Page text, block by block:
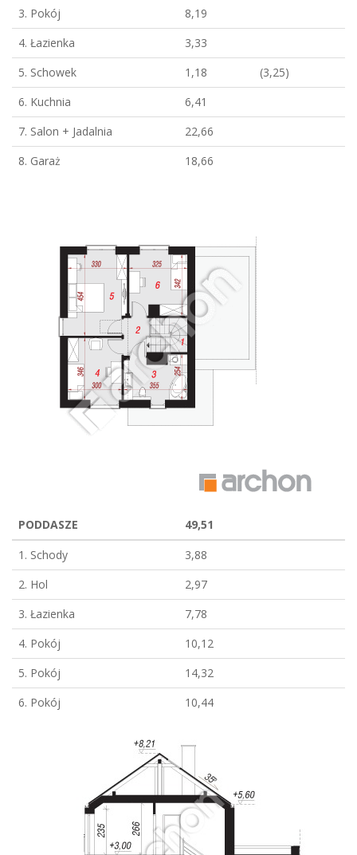
3. Pokój
8,19
4. Łazienka
3,33
5. Schowek
1,18
(3,25)
6. Kuchnia
6,41
7. Salon + Jadalnia
22,66
8. Garaż
18,66
PODDASZE
49,51
1. Schody
3,88
2. Hol
2,97
3. Łazienka
7,78
4. Pokój
10,12
5. Pokój
14,32
6. Pokój
10,44